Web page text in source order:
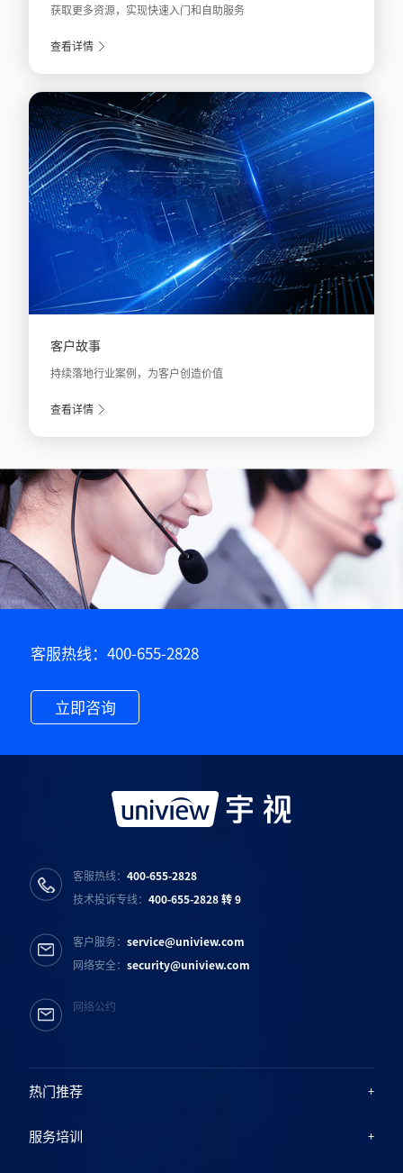
获取更多资源，实现快速入门和自助服务
查看详情
客户故事
持续落地行业案例，为客户创造价值
查看详情
客服热线：400-655-2828
立即咨询
热门推荐
服务培训
客服热线：400-655-2828
技术投诉专线：400-655-2828 转 9
客户服务：service@uniview.com
网络安全：security@uniview.com
网络公约